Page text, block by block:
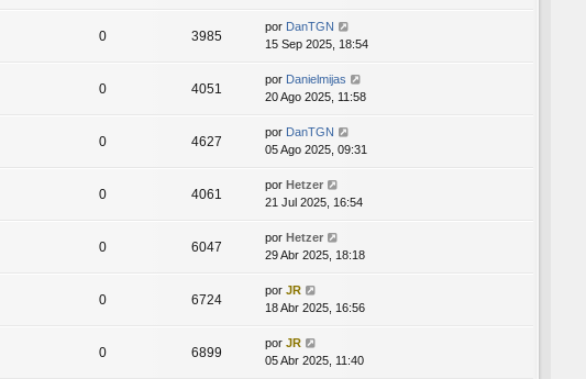
0 3985
por DanTGN
15 Sep 2025, 18:54
0 4051
por Danielmijas
20 Ago 2025, 11:58
0 4627
por DanTGN
05 Ago 2025, 09:31
0 4061
por Hetzer
21 Jul 2025, 16:54
0 6047
por Hetzer
29 Abr 2025, 18:18
0 6724
por JR
18 Abr 2025, 16:56
0 6899
por JR
05 Abr 2025, 11:40